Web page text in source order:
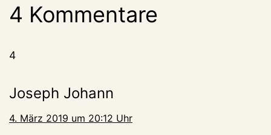
4 Kommentare
4
Joseph Johann
4. März 2019 um 20:12 Uhr